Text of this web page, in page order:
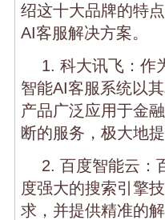
绍这十大品牌的特
AI客服解决方案。
1. 科大讯飞：作
智能AI客服系统以
产品广泛应用于金
断的服务，极大地
2. 百度智能云：
度强大的搜索引擎
求，并提供精准的